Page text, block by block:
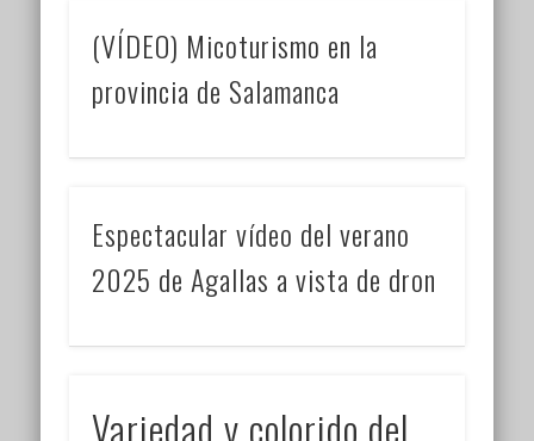
(VÍDEO) Micoturismo en la
provincia de Salamanca
Espectacular vídeo del verano
2025 de Agallas a vista de dron
Variedad y colorido del